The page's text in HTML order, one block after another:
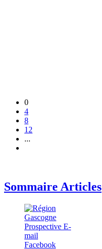
0
4
8
12
...
Sommaire Articles